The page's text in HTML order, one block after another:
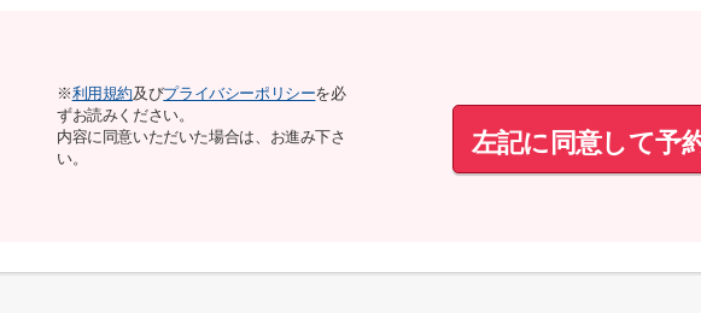
※利用規約及びプライバシーポリシーを必
ずお読みください。
内容に同意いただいた場合は、お進み下さ
い。
左記に同意して予